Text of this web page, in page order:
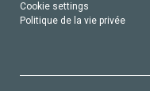
Cookie settings
Politique de la vie privée